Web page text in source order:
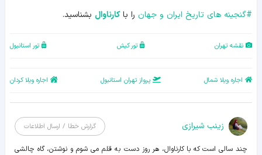
#گنجینه های تاریخ ایران و جهان را باکارناوال بشناسید.
نقشه تهران تور کیش تور استانبول
اجاره ویلا شمال پرواز تهران استانبول اجاره ویلا کردان
زينب شيرازی گزارش خطا / ارسال اطلاعات
چند سالی است که با کارناوال، هر روز دست به قلم می شوم و نوشتن، گاه چالشی